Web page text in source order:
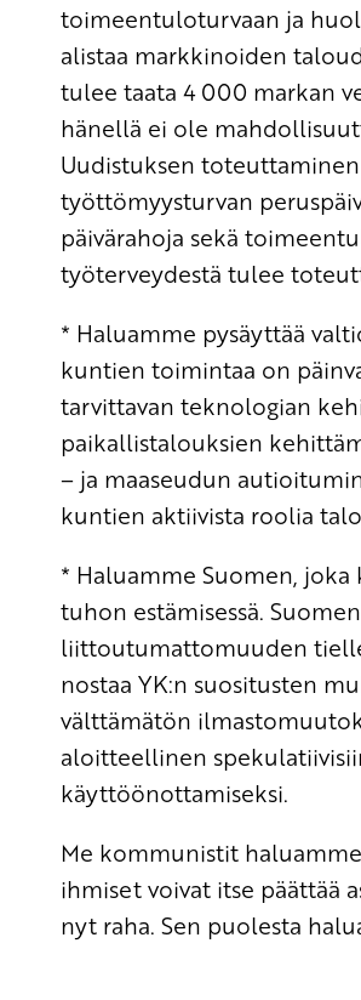
toimeentuloturvaan ja
alistaa markkinoiden
tulee taata 4 000 markan
hänellä ei ole
Uudistuksen
työttömyysturvan
päivärahoja sekä
työterveydestä tulee
* Haluamme pysäyttää
kuntien toimintaa on
tarvittavan teknologian
paikallistalouksien
– ja maaseudun
kuntien aktiivista roolia
* Haluamme Suomen,
tuhon estämisessä.
liittoutumattomuuden tielle
nostaa YK:n suositusten
välttämätön
aloitteellinen
käyttöönottamiseksi.
Me kommunistit
ihmiset voivat itse päättää
nyt raha. Sen puolesta